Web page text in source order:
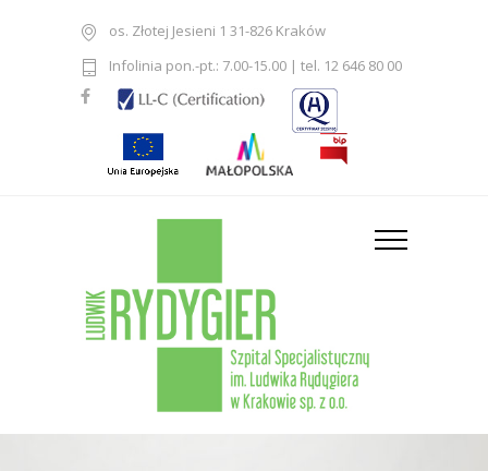
os. Złotej Jesieni 1 31-826 Kraków
Infolinia pon.-pt.: 7.00-15.00 | tel. 12 646 80 00